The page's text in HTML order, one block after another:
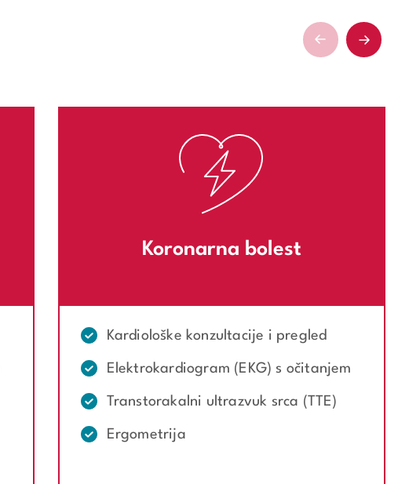
Koronarna bolest
Kardiološke konzultacije i pregled
Elektrokardiogram (EKG) s očitanjem
Transtorakalni ultrazvuk srca (TTE)
Ergometrija